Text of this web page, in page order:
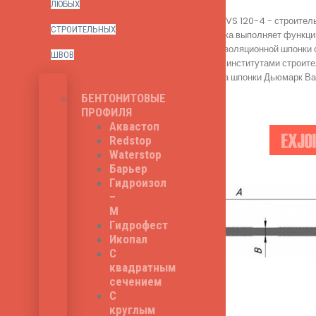
ЛЮБЫХ
СТРОИТЕЛЬНЫХ
ШВОВ
БЕНТОНИТОВЫЕ
ПРОФИЛЯ
Аквастоп
Redstop
Waterstop
Барьер
Гидроизол
–
М
Гидрофест
Икопал
С
квадратным
сечением
С
круглым
Дьюмарк Ватерстоп HVS 120-4 -
гидравлическая шпонка выполняет
работ. Монтаж гидроизоляционной
утвержденного всеми институтами
других. Общая ширина шпонки Дьюмарк
450₽